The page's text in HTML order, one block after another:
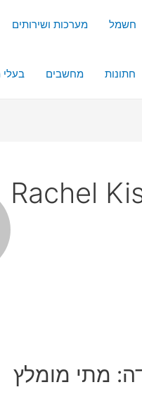
חשמל מערכות ושירותים
חתונות מחשבים בעלי
Rachel
מתי מומלץ